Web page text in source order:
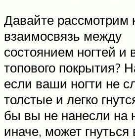
Давайте рассмотрим
взаимосвязь между
состоянием ногтей и
топового покрытия?
если ваши ногти не
толстые и легко
бы вы не нанесли на
иначе, может гнуться